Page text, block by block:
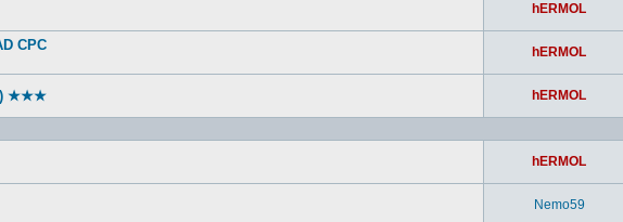
hERMOL
CPC hERMOL
★★★ hERMOL
hERMOL
Nemo59